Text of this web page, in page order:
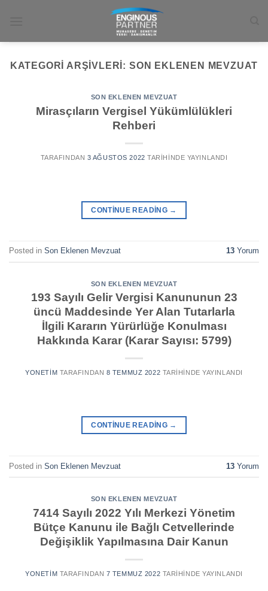
KATEGORI ARŞIVLERI: SON EKLENEN MEVZUAT
SON EKLENEN MEVZUAT
Mirasçıların Vergisel Yükümlülükleri
Rehberi
TARAFINDAN 3 AĞUSTOS 2022 TARIHINDE YAYINLANDI
CONTINUE READING →
Posted in Son Eklenen Mevzuat 13 Yorum
SON EKLENEN MEVZUAT
193 Sayılı Gelir Vergisi Kanununun 23
üncü Maddesinde Yer Alan Tutarlarla
İlgili Kararın Yürürlüğe Konulması
Hakkında Karar (Karar Sayısı: 5799)
YONETIM TARAFINDAN 8 TEMMUZ 2022 TARIHINDE YAYINLANDI
CONTINUE READING →
Posted in Son Eklenen Mevzuat 13 Yorum
SON EKLENEN MEVZUAT
7414 Sayılı 2022 Yılı Merkezi Yönetim
Bütçe Kanunu ile Bağlı Cetvellerinde
Değişiklik Yapılmasına Dair Kanun
YONETIM TARAFINDAN 7 TEMMUZ 2022 TARIHINDE YAYINLANDI